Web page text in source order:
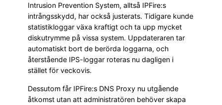
Intrusion Prevention System, alltså IPFire:s
intrångsskydd, har också justerats. Tidigare kunde
statistikloggar växa kraftigt och ta upp mycket
diskutrymme på vissa system. Uppdateraren tar
automatiskt bort de berörda loggarna, och
återstående IPS-loggar roteras nu dagligen i
stället för veckovis.
Dessutom får IPFire:s DNS Proxy nu utgående
åtkomst utan att administratören behöver skapa